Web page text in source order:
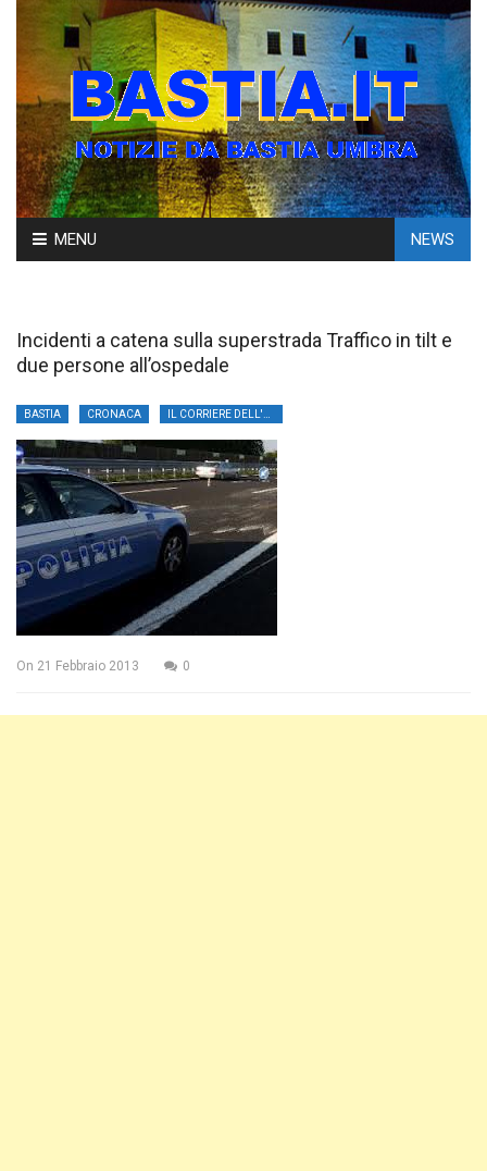
Skip
to
MENU NEWS
Incidenti a catena sulla superstrada Traffico in tilt e
due persone all’ospedale
BASTIA CRONACA
On 21 Febbraio 2013 0